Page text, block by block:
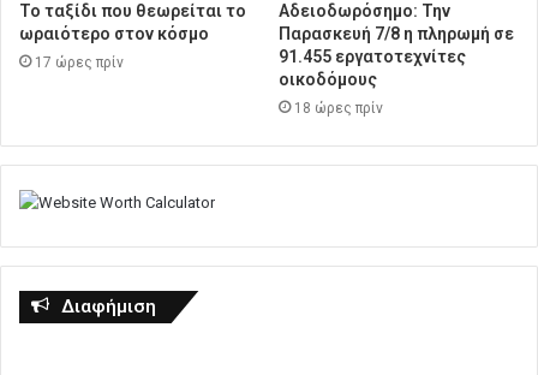
Το ταξίδι που θεωρείται το
ωραιότερο στον κόσμο
17 ώρες πρίν
Αδειοδωρόσημο: Την
Παρασκευή 7/8 η πληρωμή σε
91.455 εργατοτεχνίτες
οικοδόμους
18 ώρες πρίν
Διαφήμιση